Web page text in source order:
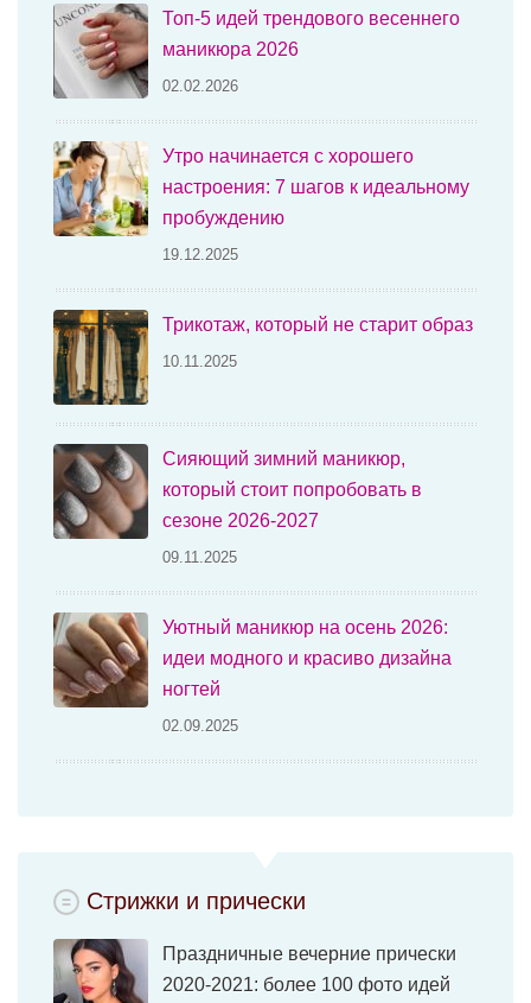
Топ-5 идей трендового весеннего
маникюра 2026
02.02.2026
Утро начинается с хорошего
настроения: 7 шагов к идеальному
пробуждению
19.12.2025
Трикотаж, который не старит образ
10.11.2025
Сияющий зимний маникюр,
который стоит попробовать в
сезоне 2026-2027
09.11.2025
Уютный маникюр на осень 2026:
идеи модного и красиво дизайна
ногтей
02.09.2025
Стрижки и прически
Праздничные вечерние прически
2020-2021: более 100 фото идей